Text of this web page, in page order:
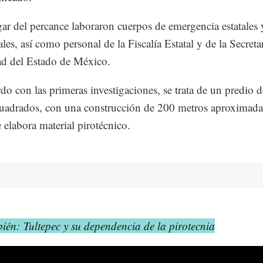
del percance laboraron cuerpos de emergencia estatales
así como personal de la Fiscalía Estatal y de la
del Estado de México.
con las primeras investigaciones, se trata de un predio
con una construcción de 200 metros
elabora material pirotécnico.
Tultepec y su dependencia de la pirotecnia